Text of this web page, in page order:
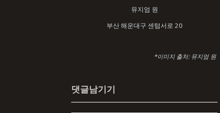
뮤지엄 원
부산 해운대구 센텀서로 20
*이미지 출처: 뮤지엄 원​
댓글남기기